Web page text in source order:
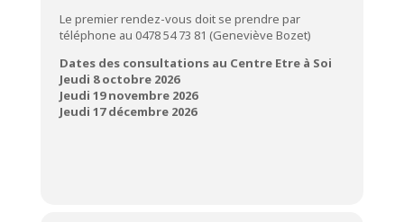
Le premier rendez-vous doit se prendre par
téléphone au 0478 54 73 81 (Geneviève Bozet)
Dates des consultations au Centre Etre à Soi
Jeudi 8 octobre 2026
Jeudi 19 novembre 2026
Jeudi 17 décembre 2026